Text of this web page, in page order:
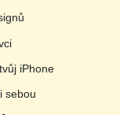
iPhone
sebou